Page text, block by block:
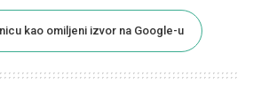
kao omiljeni izvor na Google-u